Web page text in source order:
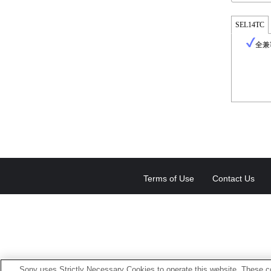
SEL14TC
全
Terms of Use Contact Us